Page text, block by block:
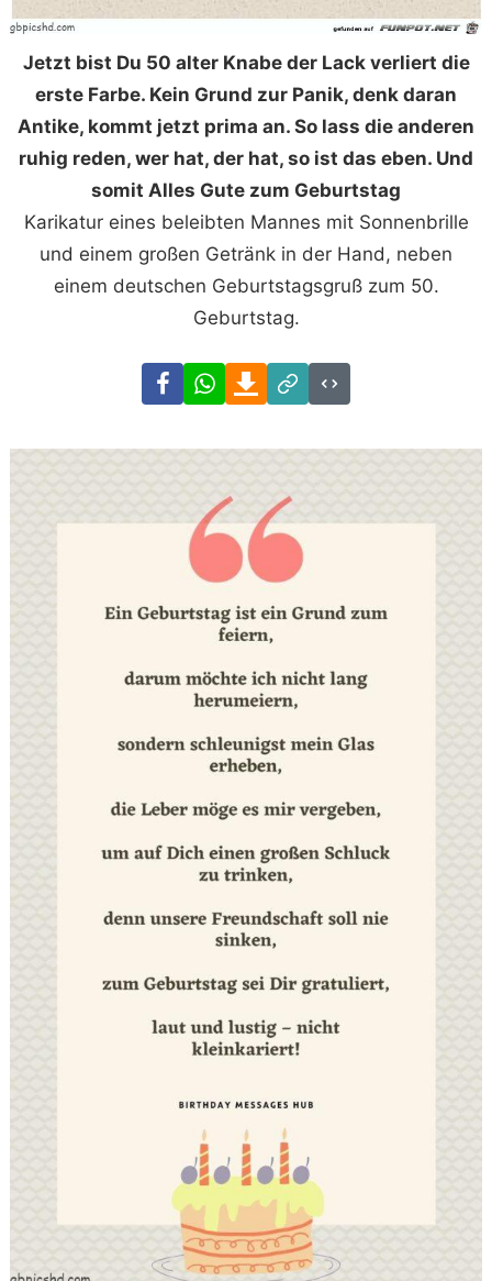
Jetzt bist Du 50 alter Knabe der Lack verliert die
erste Farbe. Kein Grund zur Panik, denk daran
Antike, kommt jetzt prima an. So lass die anderen
ruhig reden, wer hat, der hat, so ist das eben. Und
somit Alles Gute zum Geburtstag
Karikatur eines beleibten Mannes mit Sonnenbrille
und einem großen Getränk in der Hand, neben
einem deutschen Geburtstagsgruß zum 50.
Geburtstag.
FacebookWhatsAppDownload
Link
Code